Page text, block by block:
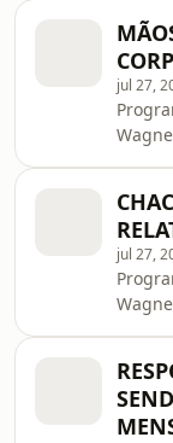
http://
…
http://
http://
…
jul 27,
http://
http://
…
jul 27,